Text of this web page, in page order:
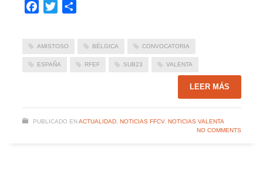
Facebook
Twitter
AMISTOSO BÉLGICA CONVOCATORIA
ESPAÑA RFEF SUB23 VALENTA
LEER MÁS
PUBLICADO EN ACTUALIDAD, NOTICIAS FFCV, NOTICIAS VALENTA
NO COMMENTS